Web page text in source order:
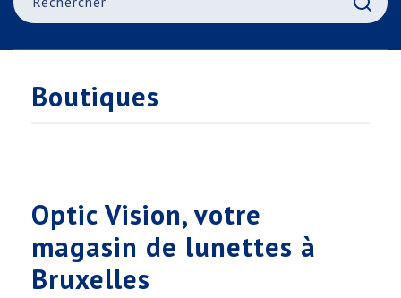
Boutiques
Optic Vision, votre
magasin de lunettes à
Bruxelles